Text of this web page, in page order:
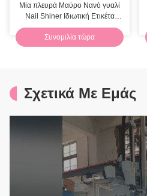
Μία πλευρά Μαύρο Νανό γυαλί
Nail Shiner Ιδιωτική Ετικέτα
Κρυστάλλινη Φίλερ με δερμάτινη
θήκη
Συνομιλία τώρα
Σχετικά Με Εμάς